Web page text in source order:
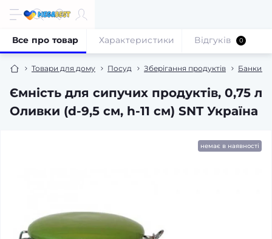
Товари для дому Посуд Зберігання продуктів Банки
Ємність для сипучих продуктів, 0,75 л
Оливки (d-9,5 см, h-11 см) SNT Україна
Все про товар Характеристики Відгуків 0
немає в наявності